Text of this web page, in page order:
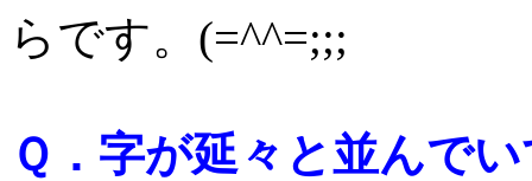
らです。(=^^=;;;
Ｑ．字が延々と並んで